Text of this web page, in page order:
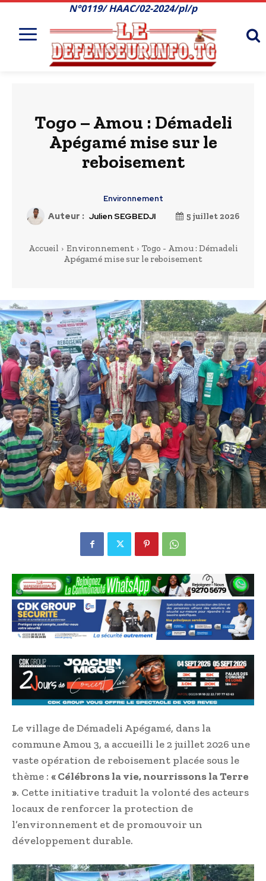
N°0119/ HAAC/02-2024/pl/p
Togo – Amou : Démadeli
Apégamé mise sur le
reboisement
Environnement
Auteur : Julien SEGBEDJI 5 juillet 2026
Accueil Environnement
Togo - Amou : Démadeli
Apégamé mise sur le reboisement
Le village de Démadeli Apégamé, dans la
commune Amou 3, a accueilli le 2 juillet 2026 une
vaste opération de reboisement placée sous le
thème : « Célébrons la vie, nourrissons la Terre
». Cette initiative traduit la volonté des acteurs
locaux de renforcer la protection de
l’environnement et de promouvoir un
développement durable.